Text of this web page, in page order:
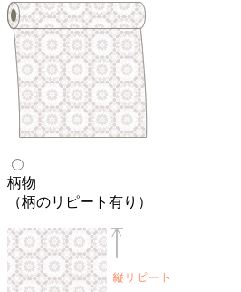
柄物
（柄のリピート有り）